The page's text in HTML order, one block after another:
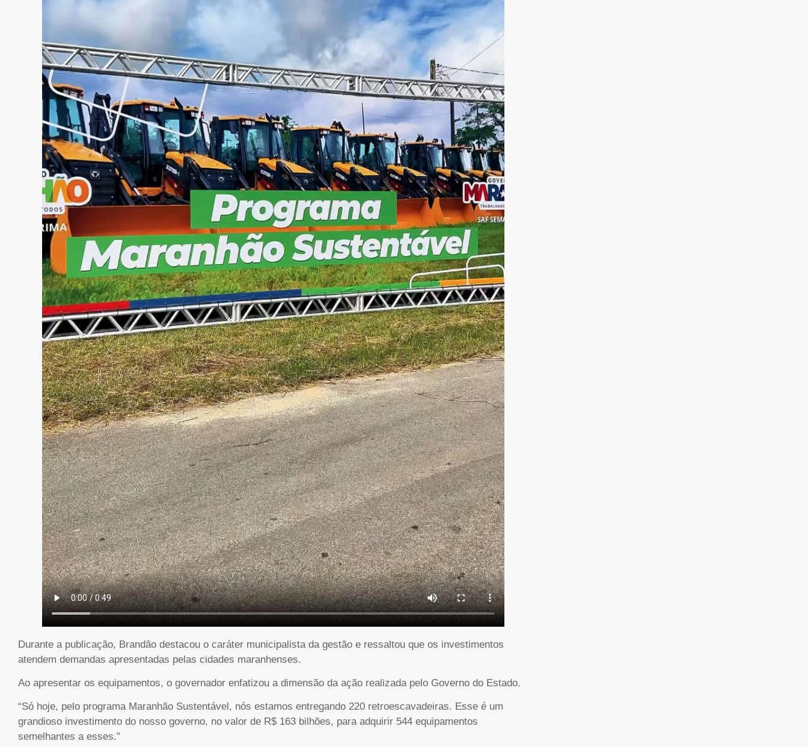
Durante a publicação, Brandão destacou o caráter municipalista da gestão e ressaltou que os investimentos
atendem demandas apresentadas pelas cidades maranhenses.
Ao apresentar os equipamentos, o governador enfatizou a dimensão da ação realizada pelo Governo do Estado.
“Só hoje, pelo programa Maranhão Sustentável, nós estamos entregando 220 retroescavadeiras. Esse é um
grandioso investimento do nosso governo, no valor de R$ 163 bilhões, para adquirir 544 equipamentos
semelhantes a esses.”